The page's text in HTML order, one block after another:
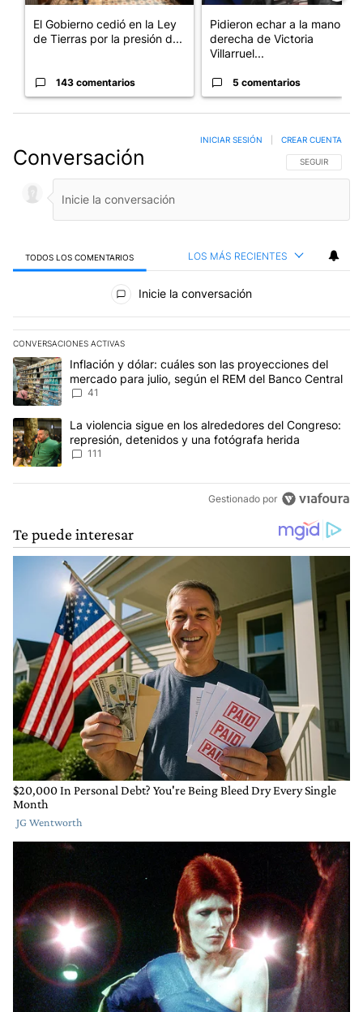
El Gobierno cedió en la Ley
de Tierras por la presión d...
143 comentarios
Pidieron echar a la mano
derecha de Victoria
Villarruel...
5 comentarios
Conversación SIGA ESTA
SEGUIR
INICIAR SESIÓN CREAR CUENTA
TODOS LOS COMENTARIOS LOS MÁS RECIENTES
Todos los comentarios
Inicie la conversación
CONVERSACIONES ACTIVAS
Este listado muestra los artículos con más comentarios en los
Un artículo de tendencia con el título "Inflación y dólar: cuáles
Inflación y dólar: cuáles son las proyecciones del
mercado para julio, según el REM del Banco Central
41
Un artículo de tendencia con el título "La violencia sigue en los
La violencia sigue en los alrededores del Congreso:
represión, detenidos y una fotógrafa herida
111
Gestionado por